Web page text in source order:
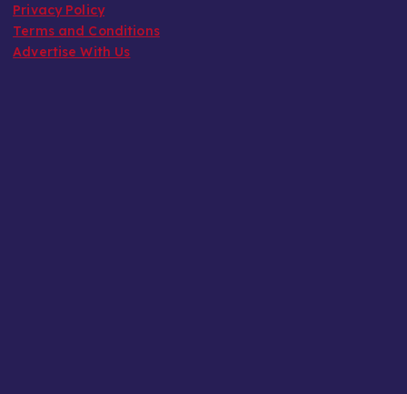
Privacy Policy
Terms and Conditions
Advertise With Us